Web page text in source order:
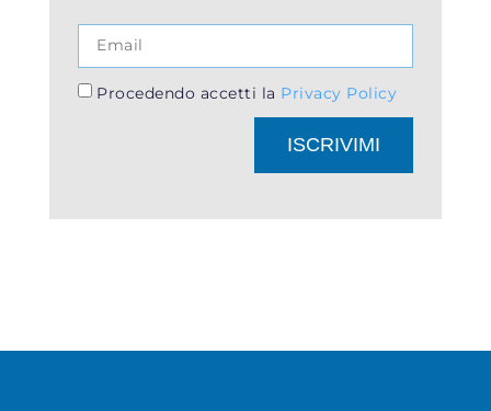
Procedendo accetti la Privacy Policy
ISCRIVIMI